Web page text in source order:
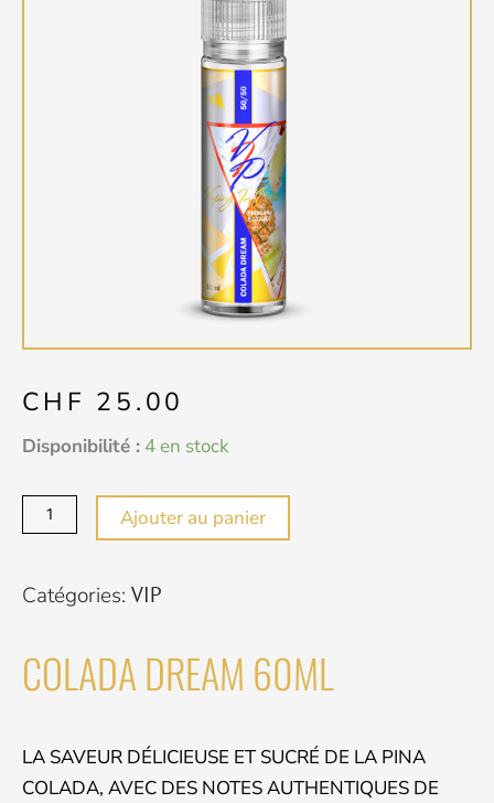
CHF 25.00
Disponibilité : 4 en stock
quantité
COLADA
DREAM
Ajouter au panier
Catégories: VIP
COLADA DREAM 60ML
LA SAVEUR DÉLICIEUSE ET SUCRÉ DE LA PINA
COLADA, AVEC DES NOTES AUTHENTIQUES DE